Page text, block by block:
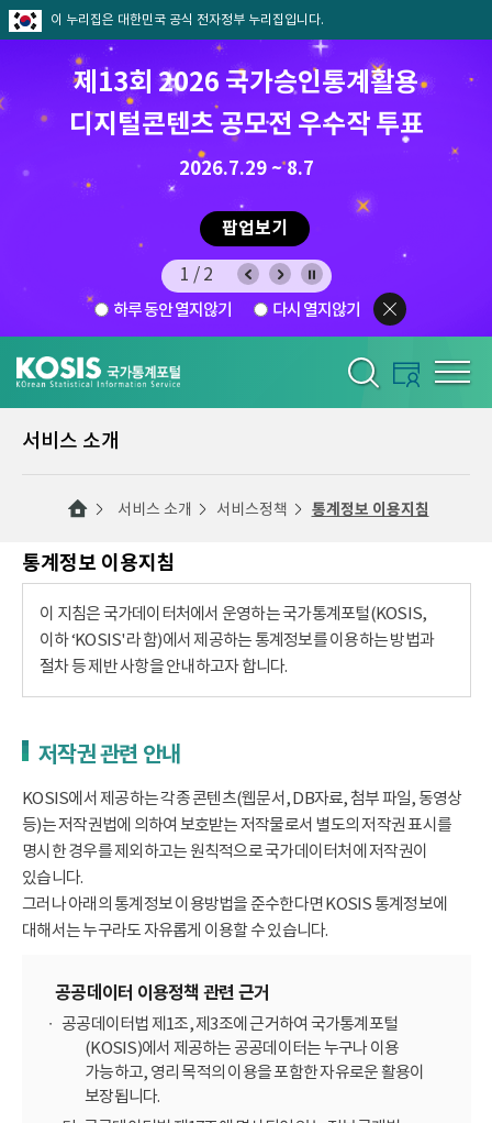
이 누리집은 대한민국 공식 전자정부 누리집입니다.
제13회 2026 국가승인통계활용
디지털콘텐츠 공모전 우수작 투표
2026.7.29 ~ 8.7
팝업보기
8.7.(금) ~ 8.21.(금)
1/2
하루 동안 열지않기 다시 열지않기
서비스 소개
서비스 소개 서비스정책 통계정보 이용지침
통계정보 이용지침
이 지침은 국가데이터처에서 운영하는 국가통계포털(KOSIS,
이하 ‘KOSIS'라 함)에서 제공하는 통계정보를 이용하는 방법과
절차 등 제반 사항을 안내하고자 합니다.
저작권 관련 안내
KOSIS에서 제공하는 각종 콘텐츠(웹문서, DB자료, 첨부 파일, 동영상
등)는 저작권법에 의하여 보호받는 저작물로서 별도의 저작권 표시를
명시한 경우를 제외하고는 원칙적으로 국가데이터처에 저작권이
있습니다.
그러나 아래의 통계정보 이용방법을 준수한다면 KOSIS 통계정보에
대해서는 누구라도 자유롭게 이용할 수 있습니다.
공공데이터 이용정책 관련 근거
공공데이터법 제1조, 제3조에 근거하여 국가통계포털
(KOSIS)에서 제공하는 공공데이터는 누구나 이용
가능하고, 영리 목적의 이용을 포함한 자유로운 활용이
보장됩니다.